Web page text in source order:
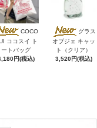
COCO
ココスイ ト
ートバッグ
円(税込)
グラス
オブジェ キャッ
ト（クリア）
3,520円(税込)